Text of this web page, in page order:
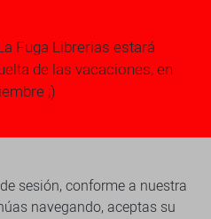
Fuga Librerias estará
de las vacaciones, en
;)
sesión, conforme a nuestra
navegando, aceptas su